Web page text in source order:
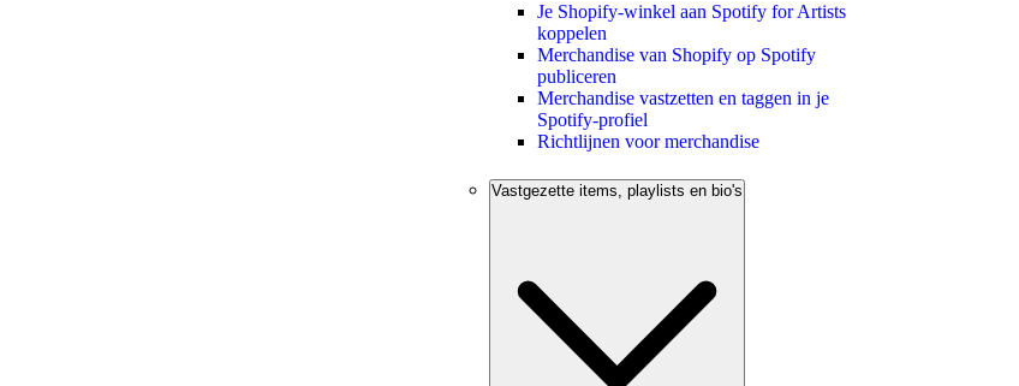
Je Shopify-winkel aan Spotify for Artists
koppelen
Merchandise van Shopify op Spotify
publiceren
Merchandise vastzetten en taggen in je
Spotify-profiel
Richtlijnen voor merchandise
Vastgezette items, playlists en bio's